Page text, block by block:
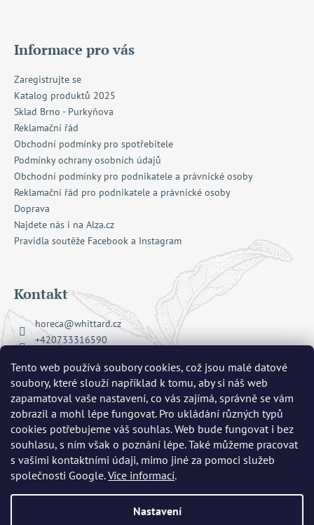
Tento web používá soubory cookies, což jsou malé datové
soubory, které slouží například k tomu, aby si náš web
zapamatoval vaše nastavení, co vás zajímá, správně se vám
zobrazil a mohl lépe fungovat. Pro ukládání různých typů
cookies potřebujeme váš souhlas. Web bude fungovat i bez
souhlasu, s ním však o poznání lépe. Také můžeme pracovat
s vašimi kontaktními údaji, mimo jiné za pomoci služeb
společnosti Google.Více informací.
Nastavení
Informace pro vás
Zaregistrujte se
Katalog produktů 2025
Sklad Brno - Purkyňova
Reklamační řád
Obchodní podmínky pro spotřebitele
Podmínky ochrany osobních údajů
Obchodní podmínky pro podnikatele a právnické osoby
Reklamační řád pro podnikatele a právnické osoby
Doprava
Najdete nás i na Alza.cz
Pravidla soutěže Facebook a Instagram
Kontakt
horeca@whittard.cz
+420733316590
whittard_cz
Přijímáme online platby
Whittard of Chelsea. Všechna práva vyhrazena.